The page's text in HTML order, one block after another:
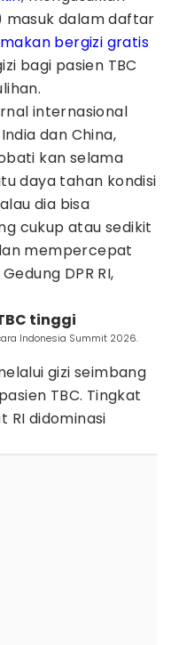
masuk dalam daftar
bergizi gratis
bagi pasien TBC
internasional
dan China,
kan selama
daya tahan kondisi
dia bisa
cukup atau sedikit
mempercepat
DPR RI,
tinggi
Indonesia Summit 2026.
gizi seimbang
TBC. Tingkat
RI didominasi